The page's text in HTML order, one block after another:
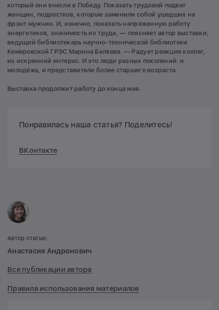
который они внесли в Победу. Показать трудовой подвиг
женщин, подростков, которые заменили собой ушедших на
фронт мужчин. И, конечно, показать напряженную работу
энергетиков, значимость их труда, — поясняет автор выставки,
ведущий библиотекарь научно-технической библиотеки
Кемеровской ГРЭС Марина Беляева. — Радует реакция коллег,
их искренний интерес. И это люди разных поколений: и
молодёжь, и представители более старшего возраста.
Выставка продолжит работу до конца мая.
Понравилась наша статья? Поделитесь!
ВКонтакте
Автор статьи:
Анастасия Андронович
Все публикации автора
Правила использования материалов